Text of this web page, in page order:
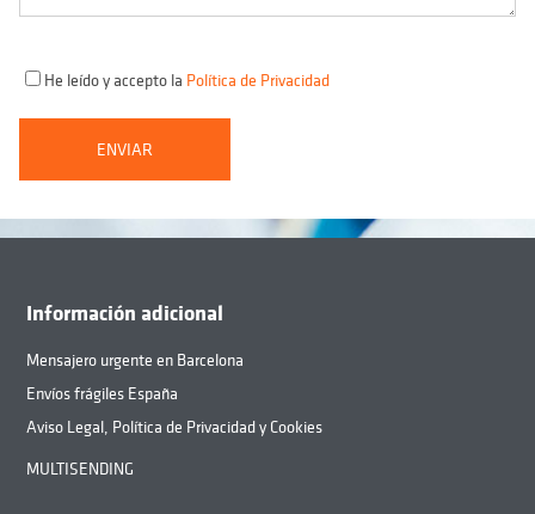
He leído y accepto la Política de Privacidad
Información adicional
Mensajero urgente en Barcelona
Envíos frágiles España
Aviso Legal, Política de Privacidad y Cookies
MULTISENDING